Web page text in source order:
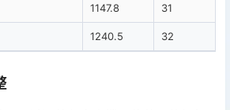
1147.8 31
1240.5 32